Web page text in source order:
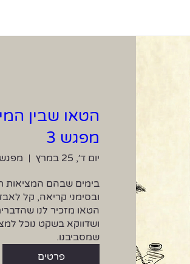
הטאו שבין
מפגש 3
יום ד׳, 25 במרץ
שמסביבנו.
פרטים